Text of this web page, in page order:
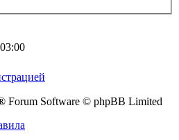
Forum Software © phpBB Limited